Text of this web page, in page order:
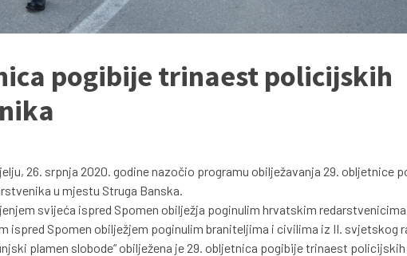
pogibije trinaest policijskih
26. srpnja 2020. godine nazočio programu obilježavanja 29. obljetnice
u mjestu Struga Banska.
svijeća ispred Spomen obilježja poginulim hrvatskim
ispred Spomen obilježjem poginulim braniteljima i civilima iz II. svjetskog
plamen slobode“ obilježena je 29. obljetnica pogibije trinaest policijskih